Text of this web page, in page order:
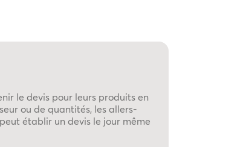
le devis pour leurs produits en
ou de quantités, les allers-
établir un devis le jour même